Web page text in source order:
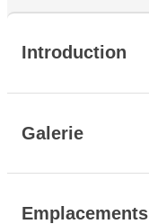
Introduction
Galerie
Emplacements